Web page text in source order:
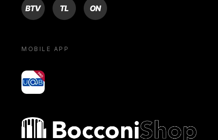
BTV TL ON
MOBILE APP
yoU@B
Bocconi shop